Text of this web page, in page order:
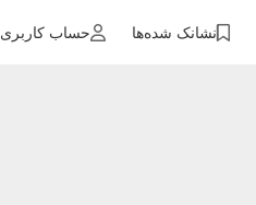
حساب کاربری نشانک شده‌ها